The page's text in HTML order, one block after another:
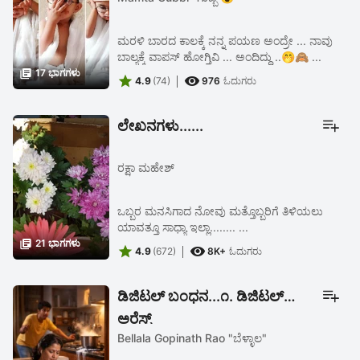
 17 ಭಾಗಗಳು
ಮರಳಿ ಬಾರದ ಕಾಲಕ್ಕೆ ನನ್ನ ಪಯಣ ಅಂದ್ರೇ ... ನಾವು
ಬಾಲ್ಯಕ್ಕೆ ವಾಪಸ್ ಹೋಗ್ತಿವಿ ... ಅಂದಿದ್ದು ..🤭🙈 ...
 4.9 (74)  976 ಓದುಗರು
 21 ಭಾಗಗಳು
ಲೇಖನಗಳು......
ರಕ್ಷಾ ಮಹೇಶ್
ಒಬ್ಬರ ಮನಸಿಗಾದ ನೋವು ಮತ್ತೊಬ್ಬರಿಗೆ ತಿಳಿಯಲು
ಯಾವತ್ತೂ ಸಾಧ್ಯಾ ಇಲ್ಲಾ........ ...
 4.9 (672)  8K+ ಓದುಗರು
ಡಿಜಿಟಲ್ ಬಂಧನ...೧. ಡಿಜಿಟಲ್
ಅರೆಸ್ಟ್
Bellala Gopinath Rao "ಬೆಳ್ಳಾಲ"